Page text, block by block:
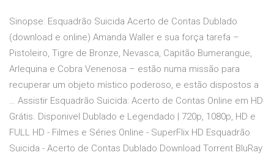
Sinopse: Esquadrão Suicida Acerto de Contas Dublado
(download e online) Amanda Waller e sua força tarefa –
Pistoleiro, Tigre de Bronze, Nevasca, Capitão Bumerangue,
Arlequina e Cobra Venenosa – estão numa missão para
recuperar um objeto místico poderoso, e estão dispostos a
… Assistir Esquadrão Suicida: Acerto de Contas Online em HD
Grátis. Disponivel Dublado e Legendado | 720p, 1080p, HD e
FULL HD - Filmes e Séries Online - SuperFlix HD Esquadrão
Suicida - Acerto de Contas Dublado Download Torrent BluRay